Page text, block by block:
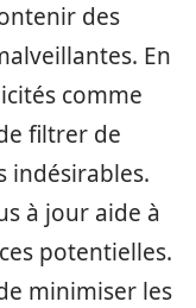
des
En
comme
filtrer de
indésirables.
à jour aide à
potentielles.
minimiser les